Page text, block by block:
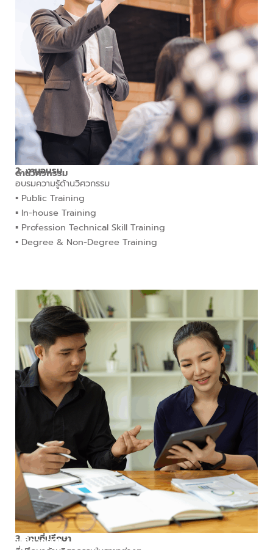
2. งานอบรม
ด้านวิศวกรรม
อบรมความรู้ด้านวิศวกรรม
▪︎ Public Training
▪︎ In-house Training
▪︎ Profession Technical Skill Training
▪︎ Degree & Non-Degree Training
3. งานที่ปรึกษา
านวิศวกรรม